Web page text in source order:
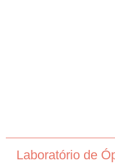
Laboratório de